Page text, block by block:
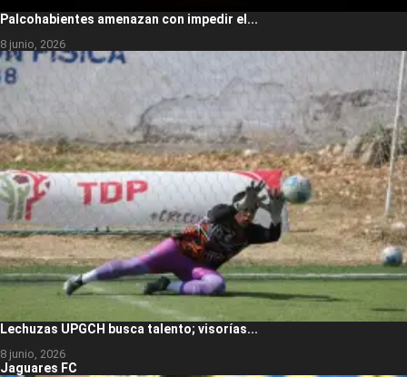
Palcohabientes amenazan con impedir el...
8 junio, 2026
Lechuzas UPGCH busca talento; visorías...
8 junio, 2026
Jaguares FC